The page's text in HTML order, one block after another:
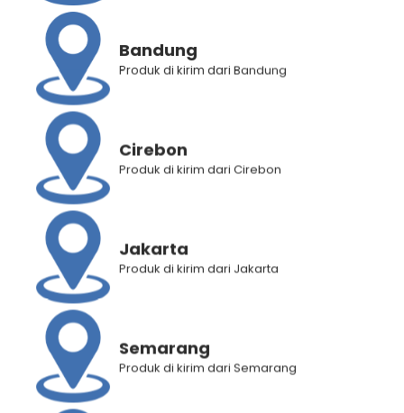
Tags: Handuk
Brand: Texture Experience
Deskripsi Produk
Informasi Tambahan
Penilaian Produk (1)
RELATED PRODUCTS
Bandung
Produk di kirim dari Bandung
Cirebon
Produk di kirim dari Cirebon
Jakarta
Produk di kirim dari Jakarta
Semarang
Produk di kirim dari Semarang